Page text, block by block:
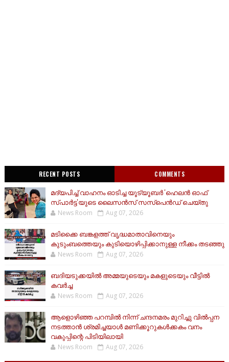
RECENT POSTS COMMENTS
മദ്യപിച്ച് വാഹനം ഓടിച്ച യൂട്യൂബർ 'ഹെലൻ ഓഫ്
സ്പാർട്ട'യുടെ ലൈസൻസ് സസ്പെൻഡ് ചെയ്തു
News Room Aug 07, 2026
മടിക്കൈ ബങ്കളത്ത് വൃദ്ധമാതാവിനെയും
കുടുംബത്തെയും കുടിയൊഴിപ്പിക്കാനുള്ള നീക്കം തടഞ്ഞു
News Room Aug 07, 2026
ബദിയടുക്കയില്‍ അമ്മയുടെയും മകളുടെയും വീട്ടില്‍
കവര്‍ച്ച
News Room Aug 07, 2026
ആളൊഴിഞ്ഞ പറമ്പിൽ നിന്ന് ചന്ദനമരം മുറിച്ചു വിൽപ്പന
നടത്താൻ ശ്രമിച്ചയാൾ മണിക്കൂറുകൾക്കകം വനം
വകുപ്പിന്റെ പിടിയിലായി
News Room Aug 07, 2026